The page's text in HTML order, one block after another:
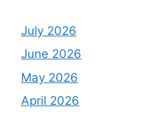
July 2026
June 2026
May 2026
April 2026